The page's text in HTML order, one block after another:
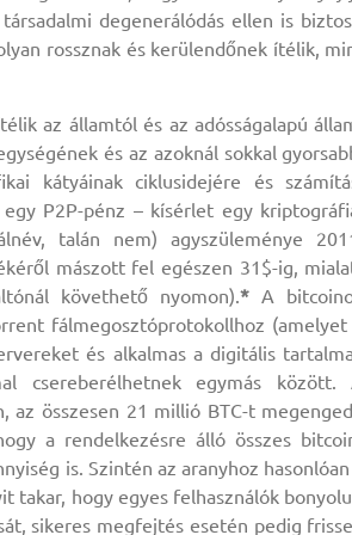
degenerálódás ellen is
rossznak és kerülendőnek ítélik,
az államtól és az adósságalapú
és az azoknál sokkal
kátyáinak ciklusidejére és
egy P2P-pénz – kísérlet egy
talán nem) agyszüleménye
mászott fel egészen 31$-ig,
követhető nyomon).* A
fálmegosztóprotokollhoz (amelyet
és alkalmas a digitális
csereberélhetnek egymás között.
az összesen 21 millió BTC-t
a rendelkezésre álló összes
is. Szintén az aranyhoz hasonlóan
takar, hogy egyes felhasználók
sikeres megfejtés esetén pedig